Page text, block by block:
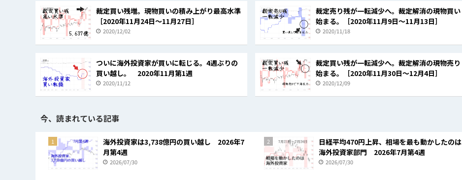
裁定買い残増。現物買いの積み上がり最高水準
［2020年11月24日～11月27日］
2020/12/02
裁定売り残が一転減少へ。裁定解消の現物買い
始まる。［2020年11月9日～11月13日］
2020/11/18
ついに海外投資家が買いに転じる。4週ぶりの
買い越し。 2020年11月第1週
2020/11/12
裁定買い残が一転減少へ。裁定解消の現物売り
始まる。［2020年11月30日～12月4日］
2020/12/09
今、読まれている記事
1
海外投資家は3,738億円の買い越し 2026年7
月第4週
2026/07/30
2
日経平均470円上昇、相場を最も動かしたのは
海外投資家部門 2026年7月第4週
2026/07/30